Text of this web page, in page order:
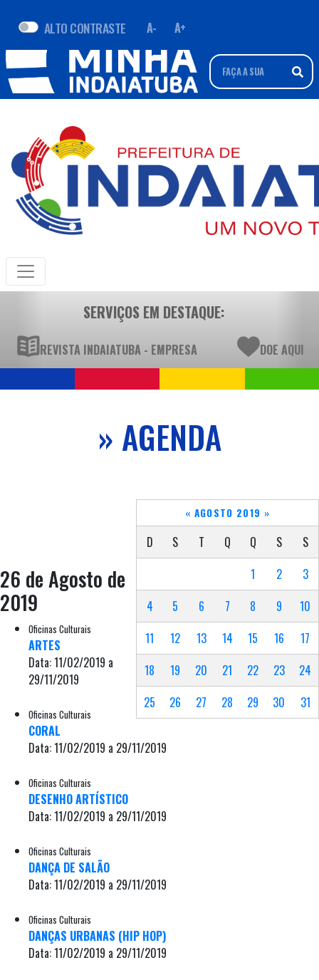
ALTO CONTRASTE A- A+
SERVIÇOS EM DESTAQUE:
REVISTA INDAIATUBA - EMPRESA DOE AQUI
» AGENDA
« AGOSTO 2019 »
D S T Q Q S
S
1
2
3
4
5 6 7 8 9
10
11
12 13 14 15 16
17
18
19 20 21 22 23
24
25
26 27 28 29 30 31
26 de Agosto de
2019
Oficinas Culturais
ARTES
Data: 11/02/2019 a
29/11/2019
Oficinas Culturais
CORAL
Data: 11/02/2019 a 29/11/2019
Oficinas Culturais
DESENHO ARTÍSTICO
Data: 11/02/2019 a 29/11/2019
Oficinas Culturais
DANÇA DE SALÃO
Data: 11/02/2019 a 29/11/2019
Oficinas Culturais
DANÇAS URBANAS (HIP HOP)
Data: 11/02/2019 a 29/11/2019